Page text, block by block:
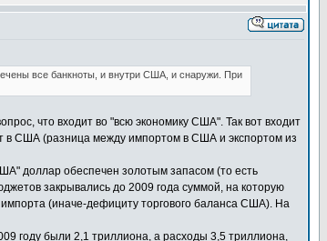
все банкноты, и внутри США, и снаружи. При
что входит во "всю экономику США". Так вот входит
в США (разница между импортом в США и экспортом из
доллар обеспечен золотым запасом (то есть
закрывались до 2009 года суммой, на которую
(иначе-дефициту торгового баланса США). На
году были 2,1 триллиона, а расходы 3,5 триллиона,